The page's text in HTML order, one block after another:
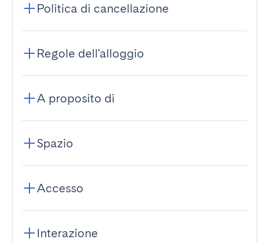
Politica di cancellazione
Regole dell'alloggio
A proposito di
Spazio
Accesso
Interazione